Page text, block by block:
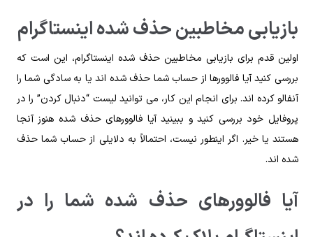
بازیابی مخاطبین حذف شده اینستاگرام
اولین قدم برای بازیابی مخاطبین حذف شده اینستاگرام، این است که
بررسی کنید آیا فالوورها از حساب شما حذف شده اند یا به سادگی شما را
آنفالو کرده اند. برای انجام این کار، می توانید لیست “دنبال کردن” را در
پروفایل خود بررسی کنید و ببینید آیا فالوورهای حذف شده هنوز آنجا
هستند یا خیر. اگر اینطور نیست، احتمالاً به دلایلی از حساب شما حذف
شده اند.
آیا فالوورهای حذف شده شما را در